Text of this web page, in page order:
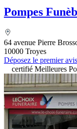
Pompes
64 avenue Pierre
10000 Troyes
Déposez le premier
certifié Meilleures